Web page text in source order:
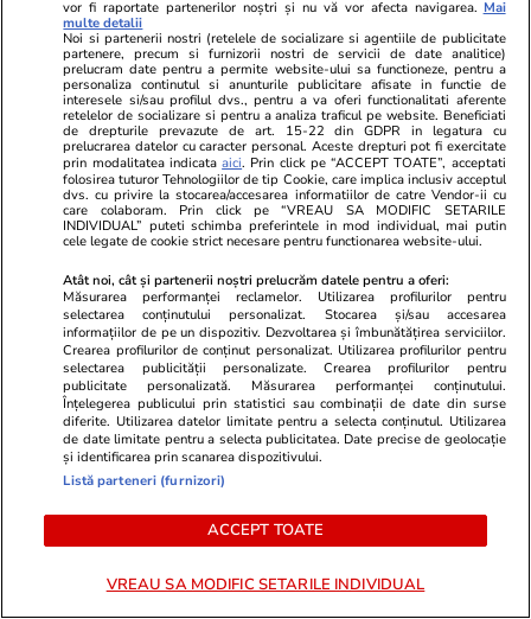
TVMania.ro
Fără filtre pe plajă! Cele mai
spectaculoase poze cu vedetele
noastre în costum de baie [FOTO]
Misterul
din
în curtea
PARTENERI
vor fi raportate partenerilor noștri și nu vă vor afecta navigarea. Mai
multe detalii
Noi si partenerii nostri (retelele de socializare si agentiile de publicitate
partenere, precum si furnizorii nostri de servicii de date analitice)
prelucram date pentru a permite website-ului sa functioneze, pentru a
personaliza continutul si anunturile publicitare afisate in functie de
interesele si/sau profilul dvs., pentru a va oferi functionalitati aferente
retelelor de socializare si pentru a analiza traficul pe website. Beneficiati
de drepturile prevazute de art. 15-22 din GDPR in legatura cu
prelucrarea datelor cu caracter personal. Aceste drepturi pot fi exercitate
prin modalitatea indicataaici. Prin click pe “ACCEPT TOATE”, acceptati
folosirea tuturor Tehnologiilor de tip Cookie, care implica inclusiv acceptul
dvs. cu privire la stocarea/accesarea informatiilor de catre Vendor-ii cu
care colaboram. Prin click pe “VREAU SA MODIFIC SETARILE
INDIVIDUAL” puteti schimba preferintele in mod individual, mai putin
cele legate de cookie strict necesare pentru functionarea website-ului.
Atât noi, cât și partenerii noștri prelucrăm datele pentru a oferi:
Măsurarea performanței reclamelor. Utilizarea profilurilor pentru
selectarea conținutului personalizat. Stocarea și/sau accesarea
informațiilor de pe un dispozitiv. Dezvoltarea și îmbunătățirea serviciilor.
Crearea profilurilor de conținut personalizat. Utilizarea profilurilor pentru
selectarea publicității personalizate. Crearea profilurilor pentru
publicitate personalizată. Măsurarea performanței conținutului.
Înțelegerea publicului prin statistici sau combinații de date din surse
diferite. Utilizarea datelor limitate pentru a selecta conținutul. Utilizarea
de date limitate pentru a selecta publicitatea. Date precise de geolocație
și identificarea prin scanarea dispozitivului.
Listă parteneri (furnizori)
ACCEPT TOATE
VREAU SA MODIFIC SETARILE INDIVIDUAL